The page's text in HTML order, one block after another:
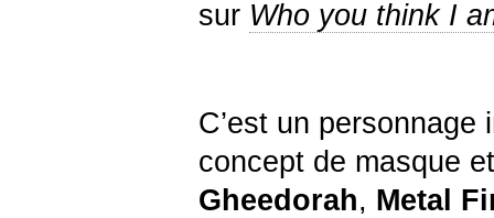
sur Who you think I
C’est un
concept de masque
Gheedorah, Metal